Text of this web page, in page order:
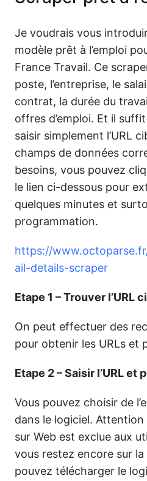
Je voudrais vous
modèle prêt à l’emploi
France Travail. Ce
poste, l’entreprise, le
contrat, la durée du
offres d’emploi. Et il
saisir simplement l’URL
champs de données
besoins, vous pouvez
le lien ci-dessous pour
quelques minutes et
programmation.
https://
ail-details-scraper
Etape 1 – Trouver l’URL
On peut effectuer des
pour obtenir les URLs et
Etape 2 – Saisir l’URL
Vous pouvez choisir de
dans le logiciel. Attention
sur Web est exclue aux
vous restez encore sur
pouvez télécharger le